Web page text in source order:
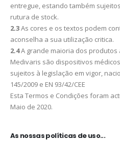
entregue, estando também
rutura de stock.
2.3As cores e os textos podem
aconselha a sua utilização critica.
2.4A grande maioria dos
Medivaris são dispositivos
sujeitos à legislação em vigor,
145/2009 e EN 93/42/CEE
Esta Termos e Condições foram
Maio de 2020.
As nossas políticas de uso...